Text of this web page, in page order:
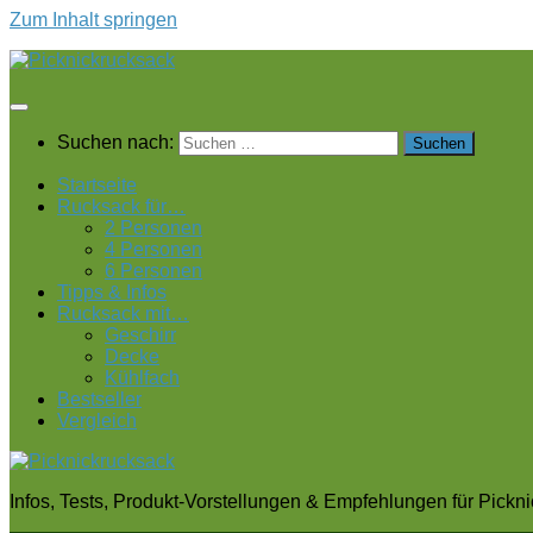
Zum Inhalt springen
Suchen nach:
Startseite
Rucksack für…
2 Personen
4 Personen
6 Personen
Tipps & Infos
Rucksack mit…
Geschirr
Decke
Kühlfach
Bestseller
Vergleich
Infos, Tests, Produkt-Vorstellungen & Empfehlungen für